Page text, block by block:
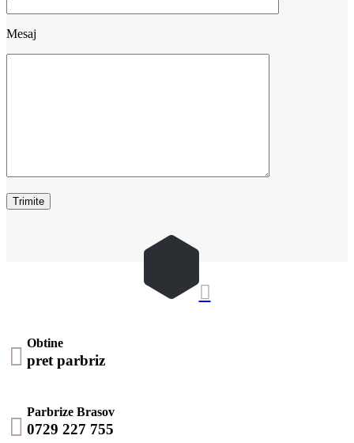
Mesaj

 Obtine
pret parbriz

Parbrize Brasov
0729 227 755